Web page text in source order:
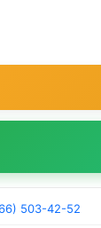
503-42-52